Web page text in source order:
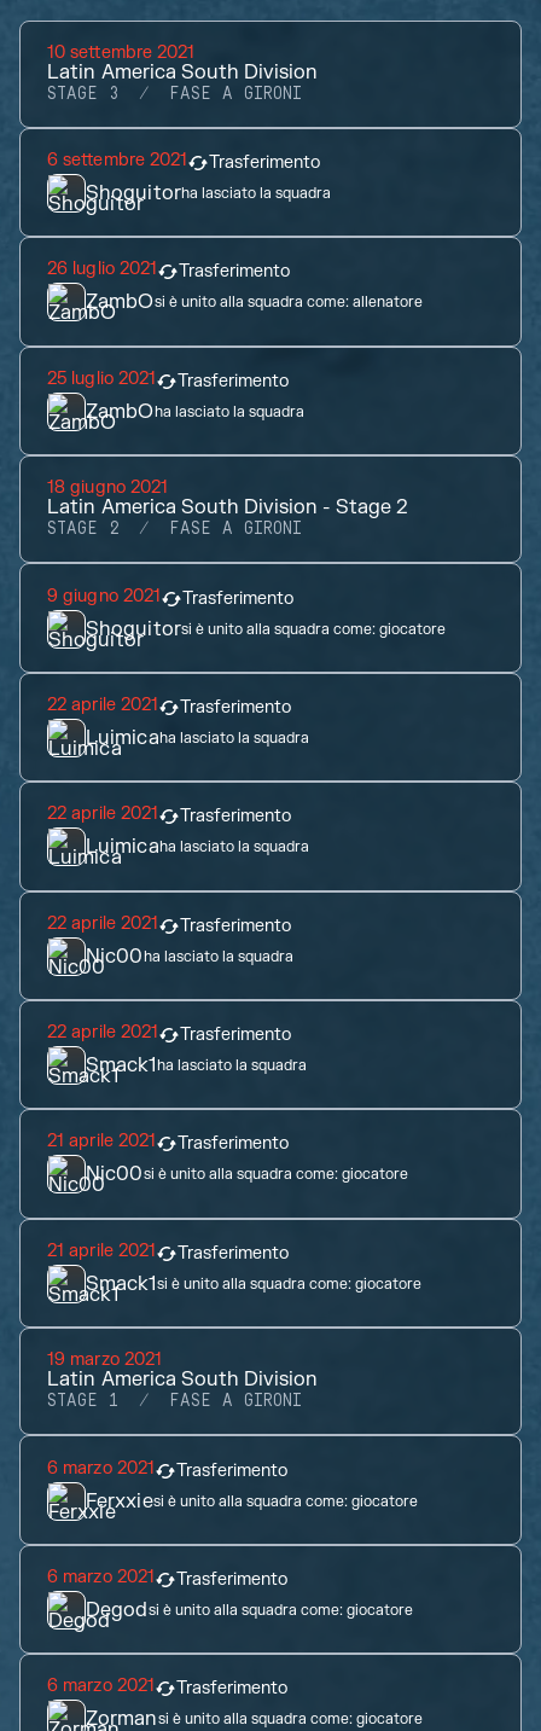
10 settembre 2021
Latin America South Division
STAGE 3 FASE A GIRONI
6 settembre 2021 Trasferimento
Shoguitorha lasciato la squadra
26 luglio 2021 Trasferimento
ZambOsi è unito alla squadra come:allenatore
25 luglio 2021 Trasferimento
ZambOha lasciato la squadra
18 giugno 2021
Latin America South Division - Stage 2
STAGE 2 FASE A GIRONI
9 giugno 2021 Trasferimento
Shoguitorsi è unito alla squadra come: giocatore
22 aprile 2021 Trasferimento
Luimicaha lasciato la squadra
22 aprile 2021 Trasferimento
Luimicaha lasciato la squadra
22 aprile 2021 Trasferimento
Nic00ha lasciato la squadra
22 aprile 2021 Trasferimento
Smack1ha lasciato la squadra
21 aprile 2021 Trasferimento
Nic00si è unito alla squadra come:giocatore
21 aprile 2021 Trasferimento
Smack1si è unito alla squadra come:giocatore
19 marzo 2021
Latin America South Division
STAGE 1 FASE A GIRONI
6 marzo 2021 Trasferimento
Ferxxiesi è unito alla squadra come:giocatore
6 marzo 2021 Trasferimento
Degodsi è unito alla squadra come:giocatore
6 marzo 2021 Trasferimento
Zormansi è unito alla squadra come:giocatore